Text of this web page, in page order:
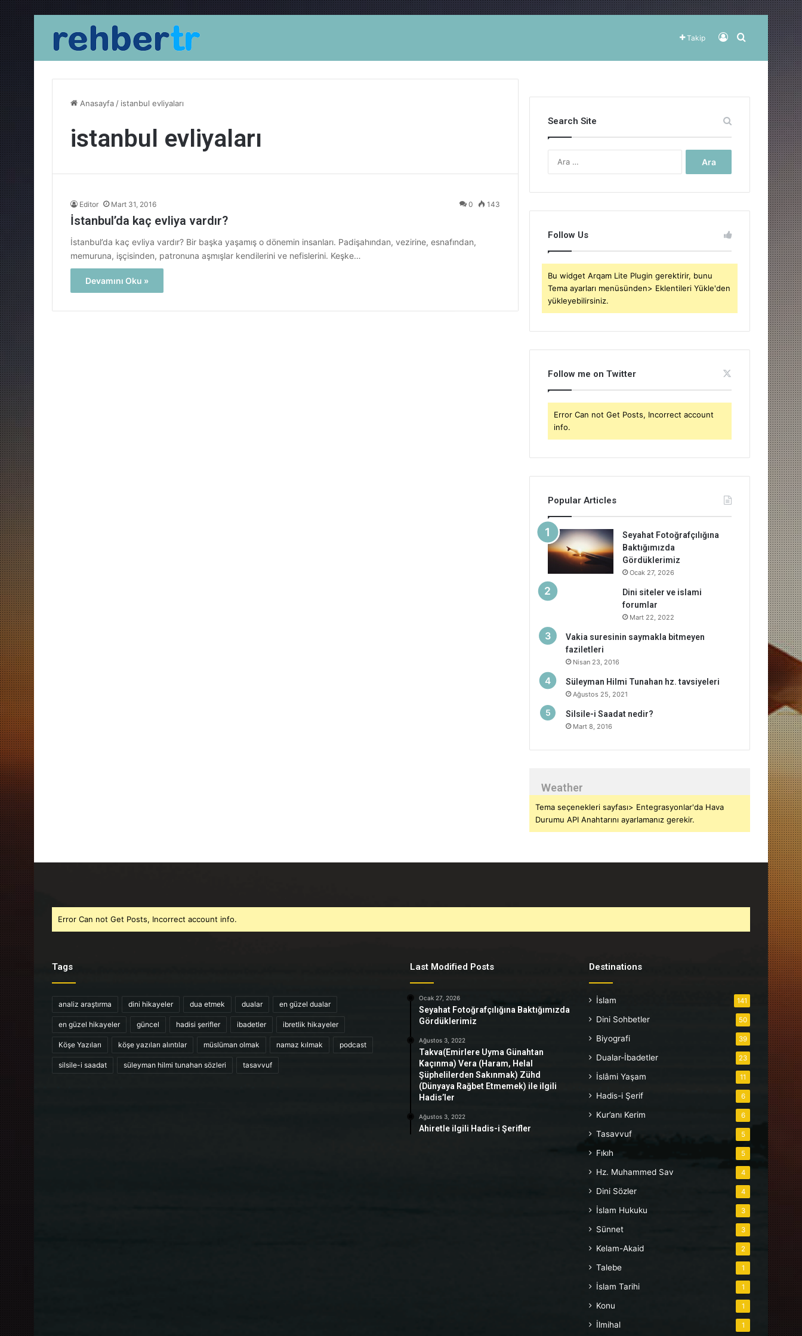
Takip Kayıt OlArama yap
Anasayfa / istanbul evliyaları
istanbul evliyaları
Editor Mart 31, 2016 0 143
İstanbul’da kaç evliya vardır?
İstanbul’da kaç evliya vardır? Bir başka yaşamış o dönemin insanları. Padişahından, vezirine, esnafından,
memuruna, işçisinden, patronuna aşmışlar kendilerini ve nefislerini. Keşke…
Devamını Oku »
Search Site
Follow Us
Bu widget Arqam Lite Plugin gerektirir, bunu
Tema ayarları menüsünden> Eklentileri Yükle'den
yükleyebilirsiniz.
Follow me on Twitter
Error Can not Get Posts, Incorrect account
info.
Popular Articles
Seyahat Fotoğrafçılığına
Baktığımızda
Gördüklerimiz
Ocak 27, 2026
Dini siteler ve islami
forumlar
Mart 22, 2022
Vakia suresinin saymakla bitmeyen
faziletleri
Nisan 23, 2016
Süleyman Hilmi Tunahan hz. tavsiyeleri
Ağustos 25, 2021
Silsile-i Saadat nedir?
Mart 8, 2016
Weather
Tema seçenekleri sayfası> Entegrasyonlar'da Hava
Durumu API Anahtarını ayarlamanız gerekir.
Error Can not Get Posts, Incorrect account info.
Tags
analiz araştırma dini hikayeler dua etmek dualar en güzel dualar
en güzel hikayeler güncel hadisi şerifler ibadetler ibretlik hikayeler
Köşe Yazıları köşe yazıları alıntılar müslüman olmak namaz kılmak podcast
silsile-i saadat süleyman hilmi tunahan sözleri tasavvuf
Last Modified Posts
Ocak 27, 2026
Seyahat Fotoğrafçılığına Baktığımızda
Gördüklerimiz
Ağustos 3, 2022
Takva(Emirlere Uyma Günahtan
Kaçınma) Vera (Haram, Helal
Şüphelilerden Sakınmak) Zühd
(Dünyaya Rağbet Etmemek) ile ilgili
Hadis’ler
Ağustos 3, 2022
Ahiretle ilgili Hadis-i Şerifler
Destinations
İslam 141
Dini Sohbetler 50
Biyografi 39
Dualar-İbadetler 23
İslâmi Yaşam 11
Hadis-i Şerif 6
Kur’anı Kerim 6
Tasavvuf 5
Fıkıh 5
Hz. Muhammed Sav 4
Dini Sözler 4
İslam Hukuku 3
Sünnet 3
Kelam-Akaid 2
Talebe 1
İslam Tarihi 1
Konu 1
İlmihal 1